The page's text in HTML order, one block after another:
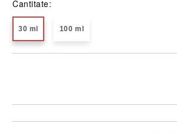
Cantitate:
30 ml 100 ml